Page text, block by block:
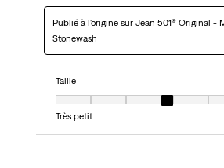
Publié à l'origine sur Jean 501® Original -
Stonewash
Taille
Taille, 4 sur 7, où 1 est égal à Très petit et 7
Très petit